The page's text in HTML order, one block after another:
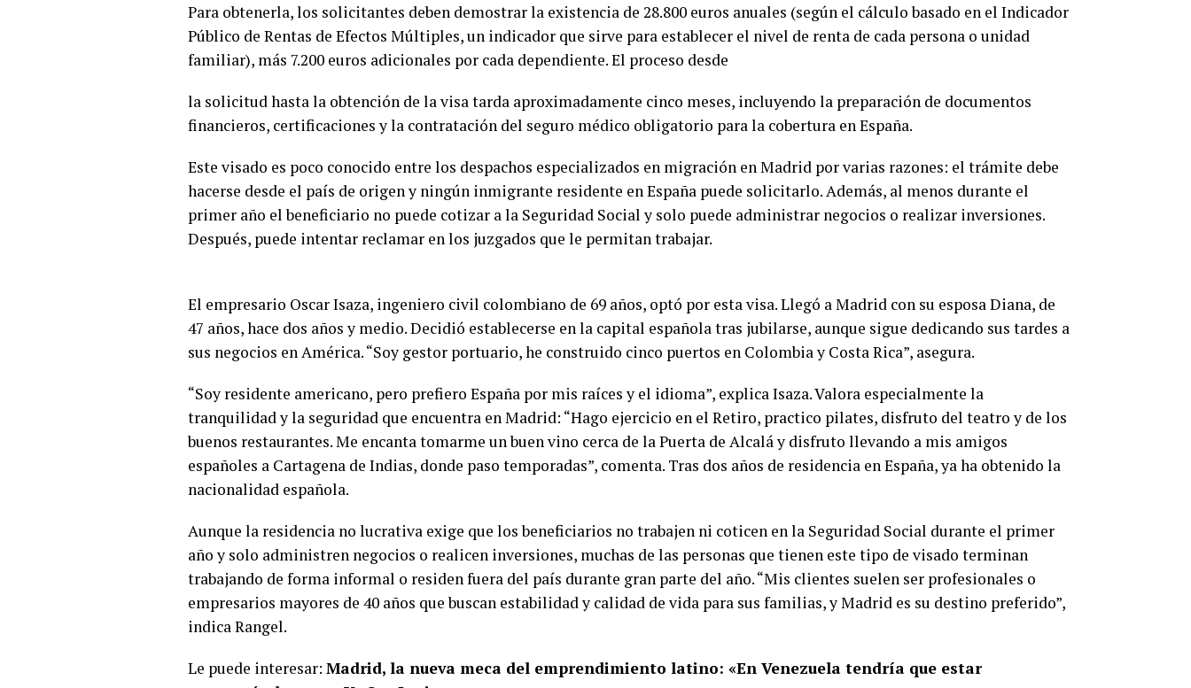
Para obtenerla, los solicitantes deben demostrar la existencia de 28.800 euros anuales (según el cálculo basado en el Indicador
Público de Rentas de Efectos Múltiples, un indicador que sirve para establecer el nivel de renta de cada persona o unidad
familiar), más 7.200 euros adicionales por cada dependiente. El proceso desde
la solicitud hasta la obtención de la visa tarda aproximadamente cinco meses, incluyendo la preparación de documentos
financieros, certificaciones y la contratación del seguro médico obligatorio para la cobertura en España.
Este visado es poco conocido entre los despachos especializados en migración en Madrid por varias razones: el trámite debe
hacerse desde el país de origen y ningún inmigrante residente en España puede solicitarlo. Además, al menos durante el
primer año el beneficiario no puede cotizar a la Seguridad Social y solo puede administrar negocios o realizar inversiones.
Después, puede intentar reclamar en los juzgados que le permitan trabajar.
El empresario Oscar Isaza, ingeniero civil colombiano de 69 años, optó por esta visa. Llegó a Madrid con su esposa Diana, de
47 años, hace dos años y medio. Decidió establecerse en la capital española tras jubilarse, aunque sigue dedicando sus tardes a
sus negocios en América. “Soy gestor portuario, he construido cinco puertos en Colombia y Costa Rica”, asegura.
“Soy residente americano, pero prefiero España por mis raíces y el idioma”, explica Isaza. Valora especialmente la
tranquilidad y la seguridad que encuentra en Madrid: “Hago ejercicio en el Retiro, practico pilates, disfruto del teatro y de los
buenos restaurantes. Me encanta tomarme un buen vino cerca de la Puerta de Alcalá y disfruto llevando a mis amigos
españoles a Cartagena de Indias, donde paso temporadas”, comenta. Tras dos años de residencia en España, ya ha obtenido la
nacionalidad española.
Aunque la residencia no lucrativa exige que los beneficiarios no trabajen ni coticen en la Seguridad Social durante el primer
año y solo administren negocios o realicen inversiones, muchas de las personas que tienen este tipo de visado terminan
trabajando de forma informal o residen fuera del país durante gran parte del año. “Mis clientes suelen ser profesionales o
empresarios mayores de 40 años que buscan estabilidad y calidad de vida para sus familias, y Madrid es su destino preferido”,
indica Rangel.
Le puede interesar: Madrid, la nueva meca del emprendimiento latino: «En Venezuela tendría que estar